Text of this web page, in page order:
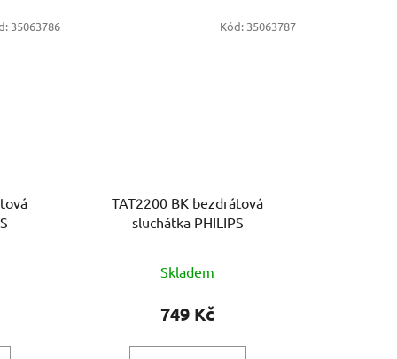
35063786
TAT2200 BK bezdrátová
sluchátka PHILIPS
Skladem
749 Kč
Kód: 35063787